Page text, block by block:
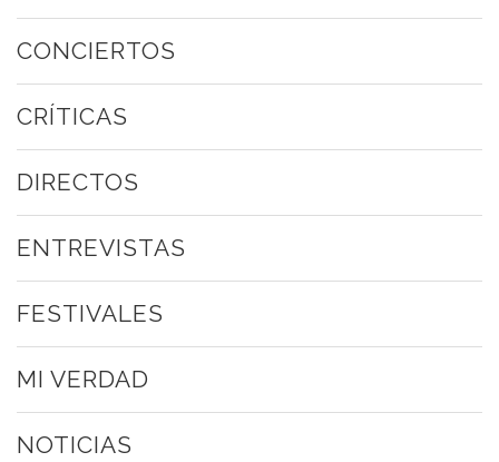
CONCIERTOS
CRÍTICAS
DIRECTOS
ENTREVISTAS
FESTIVALES
MI VERDAD
NOTICIAS